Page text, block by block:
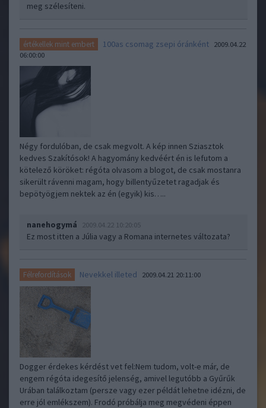
meg szélesíteni.
értékellek mint embert 100as csomag zsepi óránként 2009.04.22
06:00:00
Négy fordulóban, de csak megvolt. A kép innen Sziasztok
kedves Szakítósok! A hagyomány kedvéért én is lefutom a
kötelező köröket: régóta olvasom a blogot, de csak mostanra
sikerült rávenni magam, hogy billentyűzetet ragadjak és
bepötyögjem nektek az én (egyik) kis…..
nanehogymá 2009.04.22 10:20:05
Ez most itten a Júlia vagy a Romana internetes változata?
Félrefordítások Nevekkel illeted 2009.04.21 20:11:00
Dogger érdekes kérdést vet fel:Nem tudom, volt-e már, de
engem régóta idegesítő jelenség, amivel legutóbb a Gyűrűk
Urában találkoztam (persze vagy ezer példát lehetne idézni, de
erre jól emlékszem). Frodó próbálja meg megvédeni éppen